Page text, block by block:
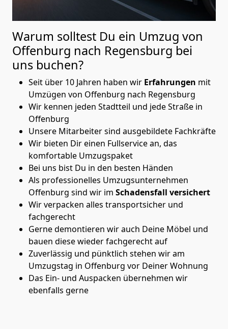
Warum solltest Du ein Umzug von
Offenburg nach Regensburg bei
uns buchen?
Seit über 10 Jahren haben wir Erfahrungen mit
Umzügen von Offenburg nach Regensburg
Wir kennen jeden Stadtteil und jede Straße in
Offenburg
Unsere Mitarbeiter sind ausgebildete Fachkräfte
Wir bieten Dir einen Fullservice an, das
komfortable Umzugspaket
Bei uns bist Du in den besten Händen
Als professionelles Umzugsunternehmen
Offenburg sind wir im Schadensfall versichert
Wir verpacken alles transportsicher und
fachgerecht
Gerne demontieren wir auch Deine Möbel und
bauen diese wieder fachgerecht auf
Zuverlässig und pünktlich stehen wir am
Umzugstag in Offenburg vor Deiner Wohnung
Das Ein- und Auspacken übernehmen wir
ebenfalls gerne